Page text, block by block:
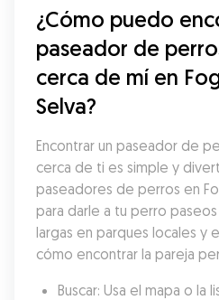
¿Cómo puedo
paseador de
cerca de mí en
Selva?
Encontrar un paseador de
cerca de ti es simple y
paseadores de perros en
para darle a tu perro
largas en parques locales y
cómo encontrar la pareja
Buscar: Usa el mapa o la